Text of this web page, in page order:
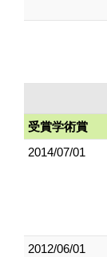
受賞学術賞
2014/07/01
2012/06/01